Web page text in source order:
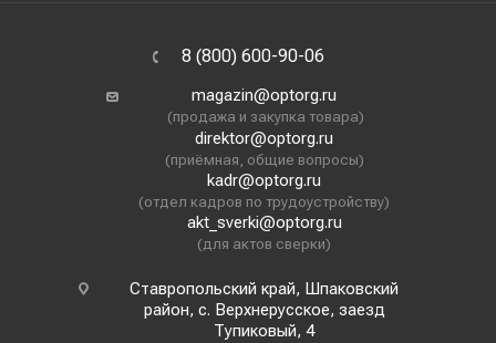
8 (800) 600-90-06
magazin@optorg.ru
(продажа и закупка товара)
direktor@optorg.ru
(приёмная, общие вопросы)
kadr@optorg.ru
(отдел кадров по трудоустройству)
akt_sverki@optorg.ru
(для актов сверки)
Ставропольский край, Шпаковский
район, с. Верхнерусское, заезд
Тупиковый, 4